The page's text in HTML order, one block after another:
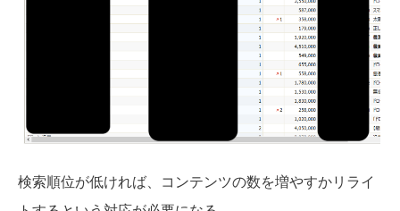
検索順位が低ければ、コンテンツの数を増やすかリライ